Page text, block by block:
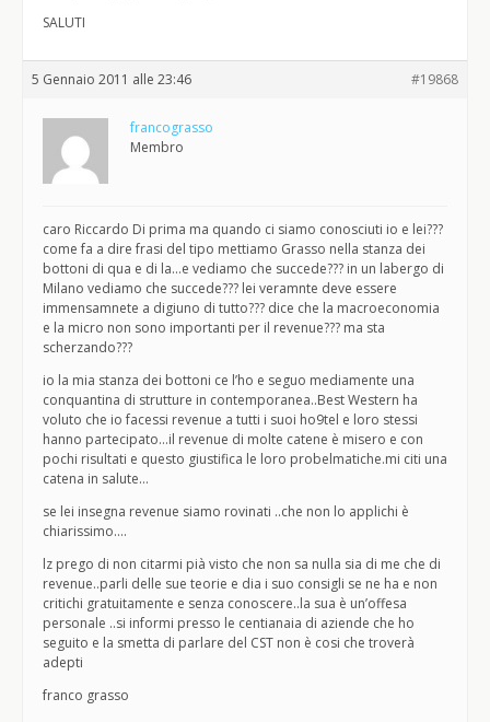
SALUTI
5 Gennaio 2011 alle 23:46 #19868
francograsso
Membro
caro Riccardo Di prima ma quando ci siamo conosciuti io e lei???
come fa a dire frasi del tipo mettiamo Grasso nella stanza dei
bottoni di qua e di la…e vediamo che succede??? in un labergo di
Milano vediamo che succede??? lei veramnte deve essere
immensamnete a digiuno di tutto??? dice che la macroeconomia
e la micro non sono importanti per il revenue??? ma sta
scherzando???
io la mia stanza dei bottoni ce l’ho e seguo mediamente una
conquantina di strutture in contemporanea..Best Western ha
voluto che io facessi revenue a tutti i suoi ho9tel e loro stessi
hanno partecipato…il revenue di molte catene è misero e con
pochi risultati e questo giustifica le loro probelmatiche.mi citi una
catena in salute…
se lei insegna revenue siamo rovinati ..che non lo applichi è
chiarissimo….
lz prego di non citarmi pià visto che non sa nulla sia di me che di
revenue..parli delle sue teorie e dia i suo consigli se ne ha e non
critichi gratuitamente e senza conoscere..la sua è un’offesa
personale ..si informi presso le centianaia di aziende che ho
seguito e la smetta di parlare del CST non è cosi che troverà
adepti
franco grasso